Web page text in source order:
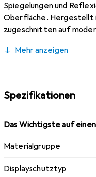
Spiegelungen und
Oberfläche. Hergestellt
zugeschnitten auf
Display an. Keine
Mehr anzeigen
Spezifikationen
Das Wichtigste auf
Materialgruppe
Displayschutztyp